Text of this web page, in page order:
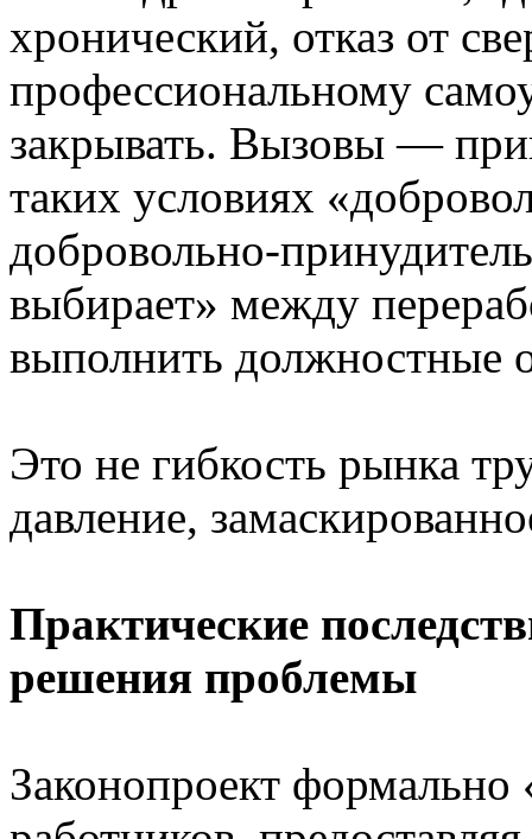
хронический, отказ от
профессиональному
закрывать. Вызовы —
таких условиях
добровольно-
выбирает» между
выполнить должностные
Это не гибкость рынка
давление,
Практические
решения проблемы
Законопроект формально